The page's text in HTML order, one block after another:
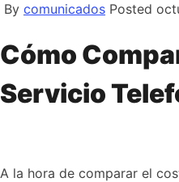
By comunicados Posted
Cómo
Servicio
A la hora de comparar el